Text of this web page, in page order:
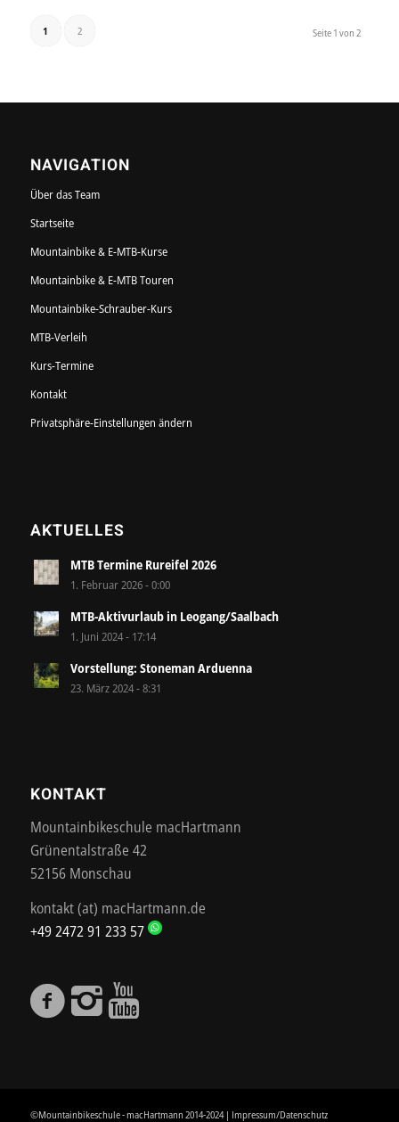
Seite 1 von 2
1 2
NAVIGATION
Über das Team
Startseite
Mountainbike & E-MTB-Kurse
Mountainbike & E-MTB Touren
Mountainbike-Schrauber-Kurs
MTB-Verleih
Kurs-Termine
Kontakt
Privatsphäre-Einstellungen ändern
AKTUELLES
MTB Termine Rureifel 2026
1. Februar 2026 - 0:00
MTB-Aktivurlaub in Leogang/Saalbach
1. Juni 2024 - 17:14
Vorstellung: Stoneman Arduenna
23. März 2024 - 8:31
KONTAKT
Mountainbikeschule macHartmann
Grünentalstraße 42
52156 Monschau
kontakt (at) macHartmann.de
+49 2472 91 233 57
©Mountainbikeschule - macHartmann 2014-2024 | Impressum/Datenschutz